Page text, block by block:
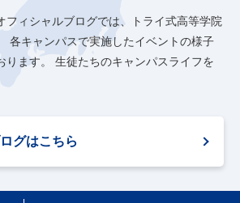
フィシャルブログでは、トライ式高等学院
各キャンパスで実施したイベントの様子
ます。
生徒たちのキャンパスライフを
グはこちら